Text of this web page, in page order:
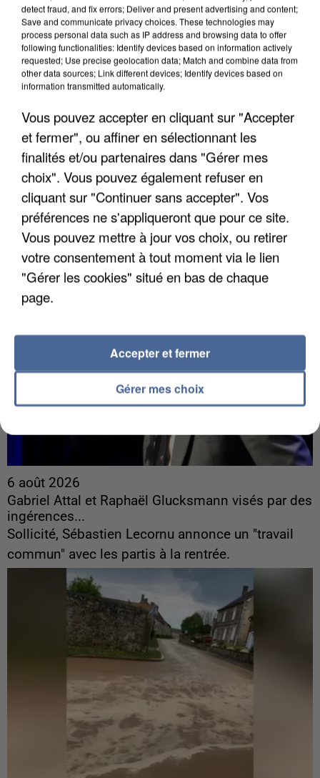
8h00
Un second cadre de la DZ Mafia interpellé en
Algérie
Un cofondateur du réseau avait été interpellé
quelques jours plus tôt.
6 août 2026
Gabriel Attal et Raphaël Glucksmann visés par des
ingérences...
Sollicité, Sébastien Lecornu annonce un "travail
commun" avec les partis à la rentrée.
detect fraud, and fix errors; Deliver and present advertising and content;
Save and communicate privacy choices. These technologies may
process personal data such as IP address and browsing data to offer
following functionalities: Identify devices based on information actively
requested; Use precise geolocation data; Match and combine data from
other data sources; Link different devices; Identify devices based on
information transmitted automatically.
Vous pouvez accepter en cliquant sur "Accepter
et fermer", ou affiner en sélectionnant les
finalités et/ou partenaires dans "Gérer mes
choix". Vous pouvez également refuser en
cliquant sur "Continuer sans accepter". Vos
préférences ne s'appliqueront que pour ce site.
Vous pouvez mettre à jour vos choix, ou retirer
votre consentement à tout moment via le lien
"Gérer les cookies" situé en bas de chaque
page.
Gérer mes choix
Accepter et fermer